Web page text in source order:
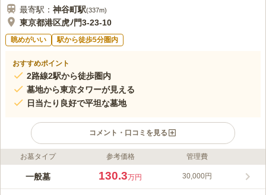
最寄駅： 神谷町駅(337m)
東京都港区虎ﾉ門3-23-10
眺めがいい 駅から徒歩5分圏内
おすすめポイント
2路線2駅から徒歩圏内
墓地から東京タワーが見える
日当たり良好で平坦な墓地
コメント・口コミを見る
ライフドット編集部のコメント
東京都港区にある真宗大谷派のお寺です。都心の賑やかな場所に
お墓タイプ 参考価格 管理費
一般墓 130.3万円 30,000円